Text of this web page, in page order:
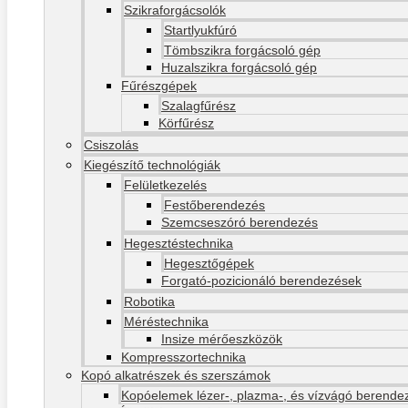
Szikraforgácsolók
Startlyukfúró
Tömbszikra forgácsoló gép
Huzalszikra forgácsoló gép
Fűrészgépek
Szalagfűrész
Körfűrész
Csiszolás
Kiegészítő technológiák
Felületkezelés
Festőberendezés
Szemcseszóró berendezés
Hegesztéstechnika
Hegesztőgépek
Forgató-pozicionáló berendezések
Robotika
Méréstechnika
Insize mérőeszközök
Kompresszortechnika
Kopó alkatrészek és szerszámok
Kopóelemek lézer-, plazma-, és vízvágó